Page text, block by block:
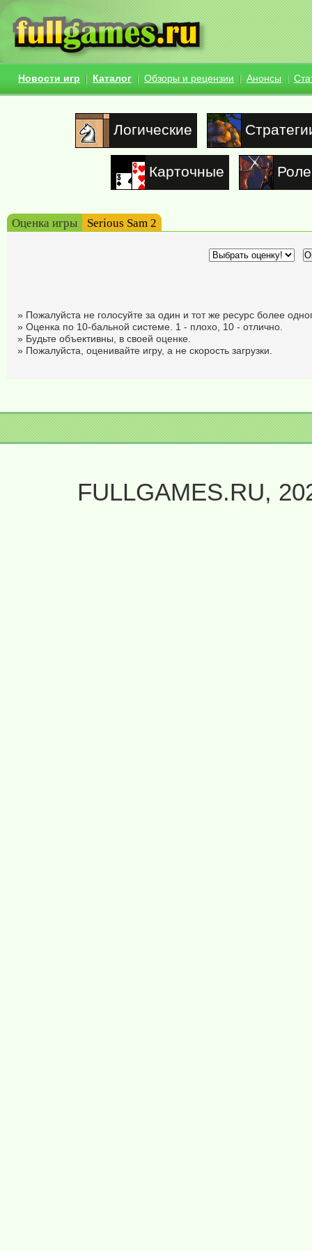
Новости игр Каталог Обзоры и рецензии Анонсы
Логические
Карточные
Оценка игры Serious Sam 2
» Пожалуйста не голосуйте за один и тот же ресурс более
» Оценка по 10-бальной системе. 1 - плохо, 10 - отлично.
» Будьте объективны, в своей оценке.
» Пожалуйста, оценивайте игру, а не скорость загрузки.
FULLGAMES.RU,